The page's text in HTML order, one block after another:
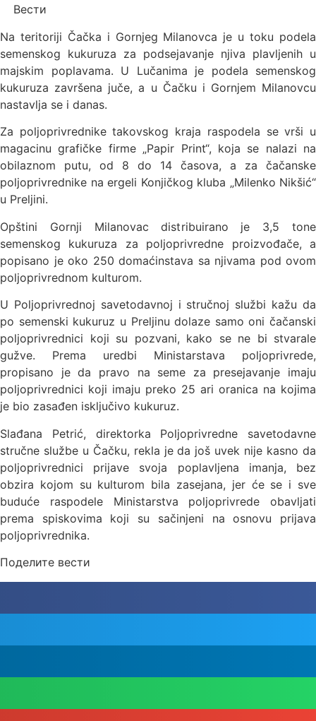
Вести
Na teritoriji Čačka i Gornjeg Milanovca je u toku podela
semenskog kukuruza za podsejavanje njiva plavljenih u
majskim poplavama. U Lučanima je podela semenskog
kukuruza završena juče, a u Čačku i Gornjem Milanovcu
nastavlja se i danas.
Za poljoprivrednike takovskog kraja raspodela se vrši u
magacinu grafičke firme „Papir Print“, koja se nalazi na
obilaznom putu, od 8 do 14 časova, a za čačanske
poljoprivrednike na ergeli Konjičkog kluba „Milenko Nikšić“
u Preljini.
Opštini Gornji Milanovac distribuirano je 3,5 tone
semenskog kukuruza za poljoprivredne proizvođače, a
popisano je oko 250 domaćinstava sa njivama pod ovom
poljoprivrednom kulturom.
U Poljoprivrednoj savetodavnoj i stručnoj službi kažu da
po semenski kukuruz u Preljinu dolaze samo oni čačanski
poljoprivrednici koji su pozvani, kako se ne bi stvarale
gužve. Prema uredbi Ministarstava poljoprivrede,
propisano je da pravo na seme za presejavanje imaju
poljoprivrednici koji imaju preko 25 ari oranica na kojima
je bio zasađen isključivo kukuruz.
Slađana Petrić, direktorka Poljoprivredne savetodavne
stručne službe u Čačku, rekla je da još uvek nije kasno da
poljoprivrednici prijave svoja poplavljena imanja, bez
obzira kojom su kulturom bila zasejana, jer će se i sve
buduće raspodele Ministarstva poljoprivrede obavljati
prema spiskovima koji su sačinjeni na osnovu prijava
poljoprivrednika.
Поделите вести